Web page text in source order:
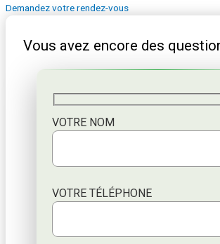
Demandez votre rendez-vous
Vous avez encore des
VOTRE NOM
VOTRE TÉLÉPHONE